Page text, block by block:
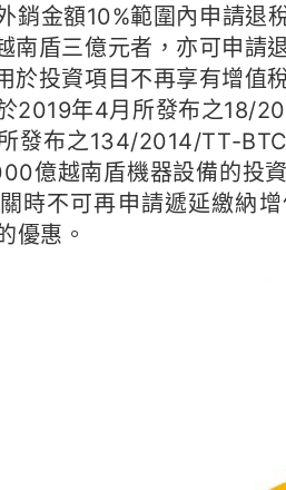
銷金額10%範圍內申請退
南盾三億元者，亦可申請
於投資項目不再享有增值
2019年4月所發布之18/
發布之134/2014/TT-
億越南盾機器設備的投
時不可再申請遞延繳納
優惠。